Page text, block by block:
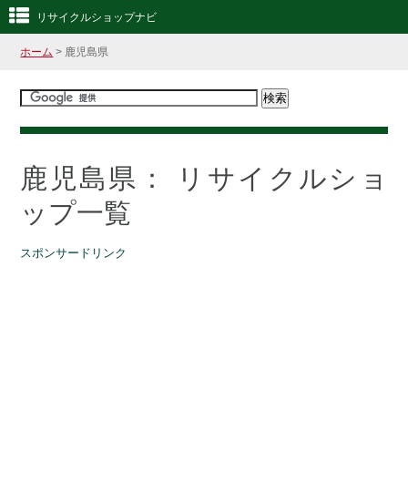
リサイクルショップナビ
ホーム > 鹿児島県
鹿児島県： リサイクルショ
ップ一覧
スポンサードリンク